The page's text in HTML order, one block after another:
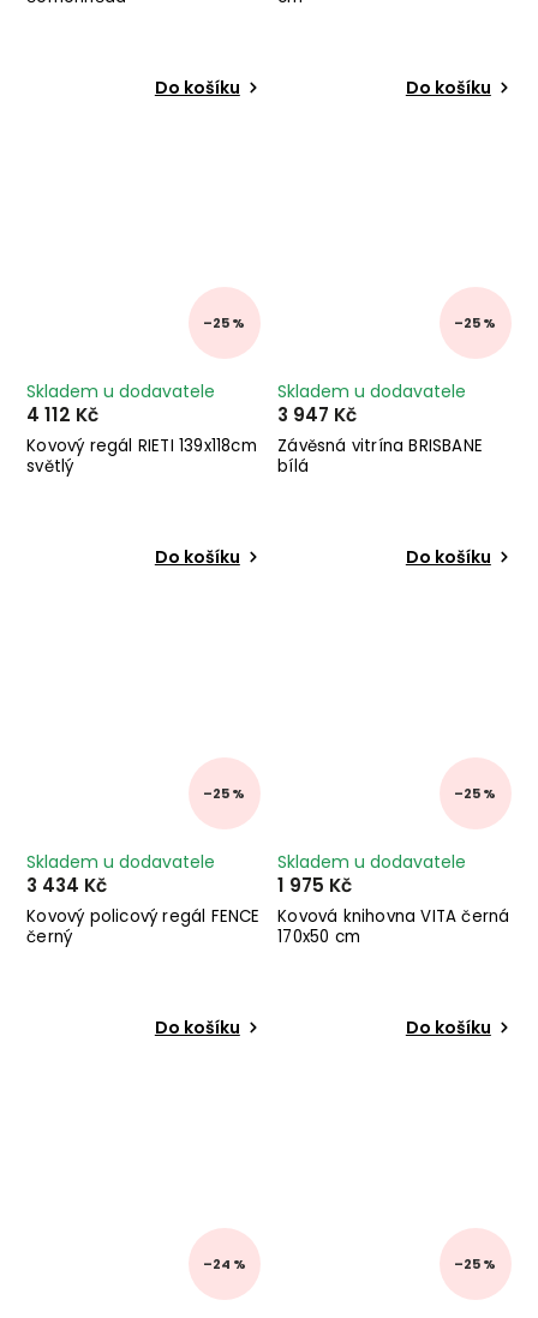
Do košíku Do košíku
–25 %
Kovový regál RIETI 139x118cm
světlý
Skladem u dodavatele
4 112 Kč
Do košíku
–25 %
Závěsná vitrína BRISBANE
bílá
Skladem u dodavatele
3 947 Kč
Do košíku
–25 %
Kovový policový regál FENCE
černý
Skladem u dodavatele
3 434 Kč
Do košíku
–25 %
Kovová knihovna VITA černá
170x50 cm
Skladem u dodavatele
1 975 Kč
Do košíku
–24 % –25 %